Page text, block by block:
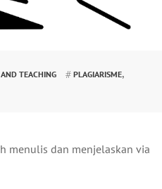
TEACHING PLAGIARISME,
menulis dan menjelaskan via